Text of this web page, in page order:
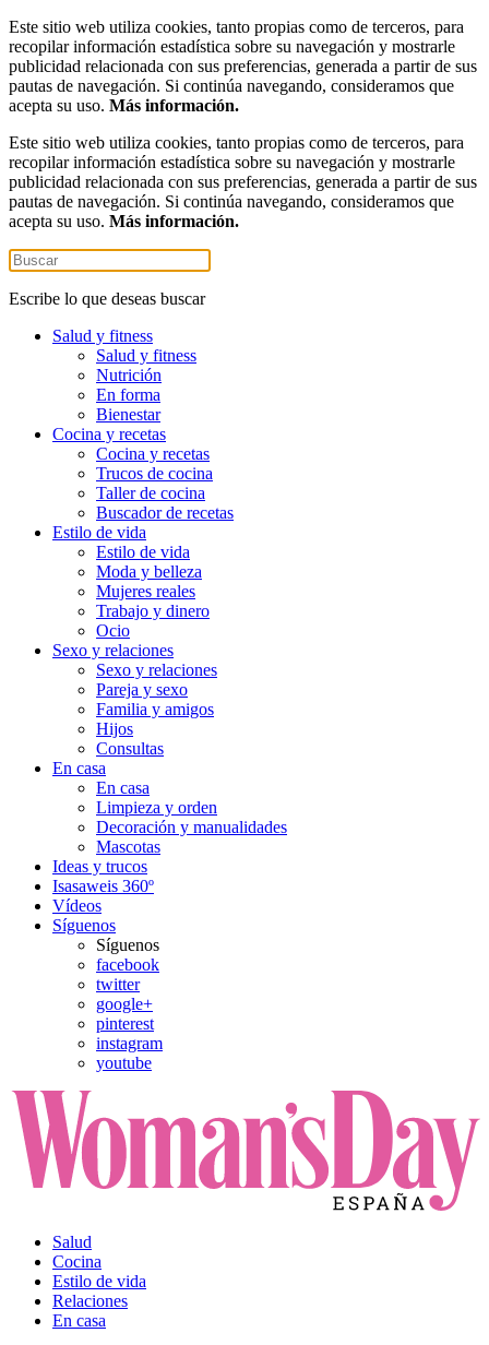
Este sitio web utiliza cookies, tanto propias como de terceros, para
recopilar información estadística sobre su navegación y mostrarle
publicidad relacionada con sus preferencias, generada a partir de sus
pautas de navegación. Si continúa navegando, consideramos que
acepta su uso. Más información.
Este sitio web utiliza cookies, tanto propias como de terceros, para
recopilar información estadística sobre su navegación y mostrarle
publicidad relacionada con sus preferencias, generada a partir de sus
pautas de navegación. Si continúa navegando, consideramos que
acepta su uso. Más información.
Escribe lo que deseas buscar
Salud y fitness
Salud y fitness
Nutrición
En forma
Bienestar
Cocina y recetas
Cocina y recetas
Trucos de cocina
Taller de cocina
Buscador de recetas
Estilo de vida
Estilo de vida
Moda y belleza
Mujeres reales
Trabajo y dinero
Ocio
Sexo y relaciones
Sexo y relaciones
Pareja y sexo
Familia y amigos
Hijos
Consultas
En casa
En casa
Limpieza y orden
Decoración y manualidades
Mascotas
Ideas y trucos
Isasaweis 360º
Vídeos
Síguenos
Síguenos
facebook
twitter
google+
pinterest
instagram
youtube
Salud
Cocina
Estilo de vida
Relaciones
En casa